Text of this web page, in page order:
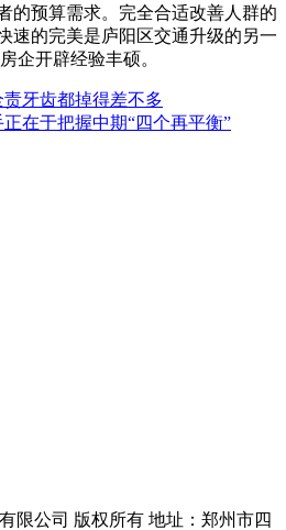
的预算需求。完全合适改善人群的
速的完美是庐阳区交通升级的另一
企开辟经验丰硕。
牙齿都掉得差不多
在于把握中期“四个再平衡”
限公司 版权所有 地址：郑州市四